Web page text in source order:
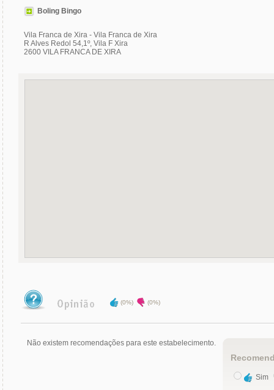
Boling Bingo
Vila Franca de Xira - Vila Franca de Xira
R Alves Redol 54,1º, Vila F Xira
2600 VILA FRANCA DE XIRA
(0%) (0%)
Não existem recomendações para este estabelecimento.
Sim